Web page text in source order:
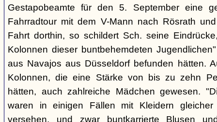
Gestapobeamte für den 5. September eine
Fahrradtour mit dem V-Mann nach Rösrath
Fahrt dorthin, so schildert Sch. seine
Kolonnen dieser buntbehemdeten
aus Navajos aus Düsseldorf befunden hätten.
Kolonnen, die eine Stärke von bis zu zehn
hätten, auch zahlreiche Mädchen gewesen.
waren in einigen Fällen mit Kleidern
versehen, und zwar buntkarrierte Blusen